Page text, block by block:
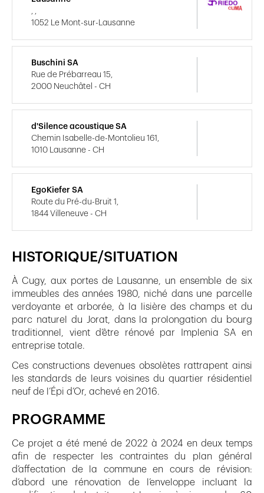
HISTORIQUE/SITUATION
À Cugy, aux portes de Lausanne, un ensemble de six
immeubles des années 1980, niché dans une parcelle
verdoyante et arborée, à la lisière des champs et du
parc naturel du Jorat, dans la prolongation du bourg
traditionnel, vient d’être rénové par Implenia SA en
entreprise totale.
Ces constructions devenues obsolètes rattrapent ainsi
les standards de leurs voisines du quartier résidentiel
neuf de l’Épi d’Or, achevé en 2016.
PROGRAMME
Ce projet a été mené de 2022 à 2024 en deux temps
afin de respecter les contraintes du plan général
d’affectation de la commune en cours de révision:
d’abord une rénovation de l’enveloppe incluant la
1052 Le Mont-sur-Lausanne
Buschini SA
Rue de Prébarreau 15,
2000 Neuchâtel - CH
d'Silence acoustique SA
Chemin Isabelle-de-Montolieu 161,
1010 Lausanne - CH
EgoKiefer SA
Route du Pré-du-Bruit 1,
1844 Villeneuve - CH